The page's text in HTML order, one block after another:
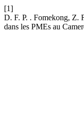
[1]
D. F. P. . Fomekong, Z.
dans les PMEs au